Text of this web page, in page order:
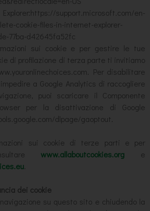
support.microsoft.com/en-
cookie-files-in-internet-explorer-
77ba-d42645fa52fc
sui cookie e per gestire le tue
di profilazione di terza parte ti invitiamo
Per disabilitare
a Google Analytics di raccogliere
puoi scaricare il Componente
per la disattivazione di Google
dlpage/gaoptout.
sui cookie di terze parti e per
www.allaboutcookies.org e
dei cookie
su questo sito e chiudendo la